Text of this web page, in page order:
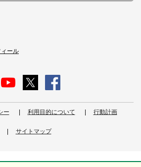
ール
ー 利用目的について 行動計画
サイトマップ